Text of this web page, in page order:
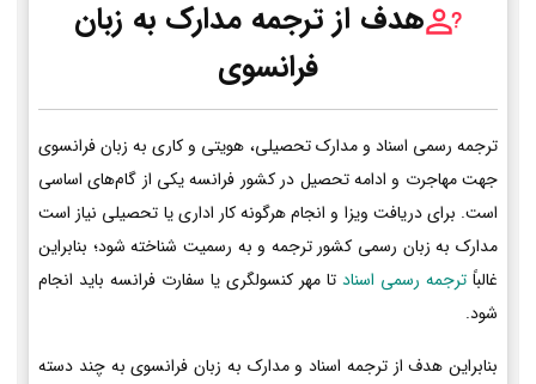
هدف از ترجمه مدارک به زبان
فرانسوی
ترجمه رسمی اسناد و مدارک تحصیلی، هویتی و کاری به زبان فرانسوی
جهت مهاجرت و ادامه تحصیل در کشور فرانسه یکی از گام‌های اساسی
است. برای دریافت ویزا و انجام هرگونه کار اداری یا تحصیلی نیاز است
مدارک به زبان رسمی کشور ترجمه و به رسمیت شناخته شود؛ بنابراین
غالباً ترجمه رسمی اسناد تا مهر کنسولگری یا سفارت فرانسه باید انجام
شود.
بنابراین هدف از ترجمه اسناد و مدارک به زبان فرانسوی به چند دسته